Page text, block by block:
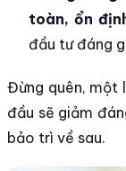
toàn, ổn
đầu tư đáng
Đừng quên, một
đầu sẽ giảm
bảo trì về sau.